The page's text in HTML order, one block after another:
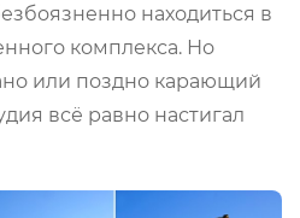
находиться в
комплекса. Но
или поздно карающий
всё равно настигал